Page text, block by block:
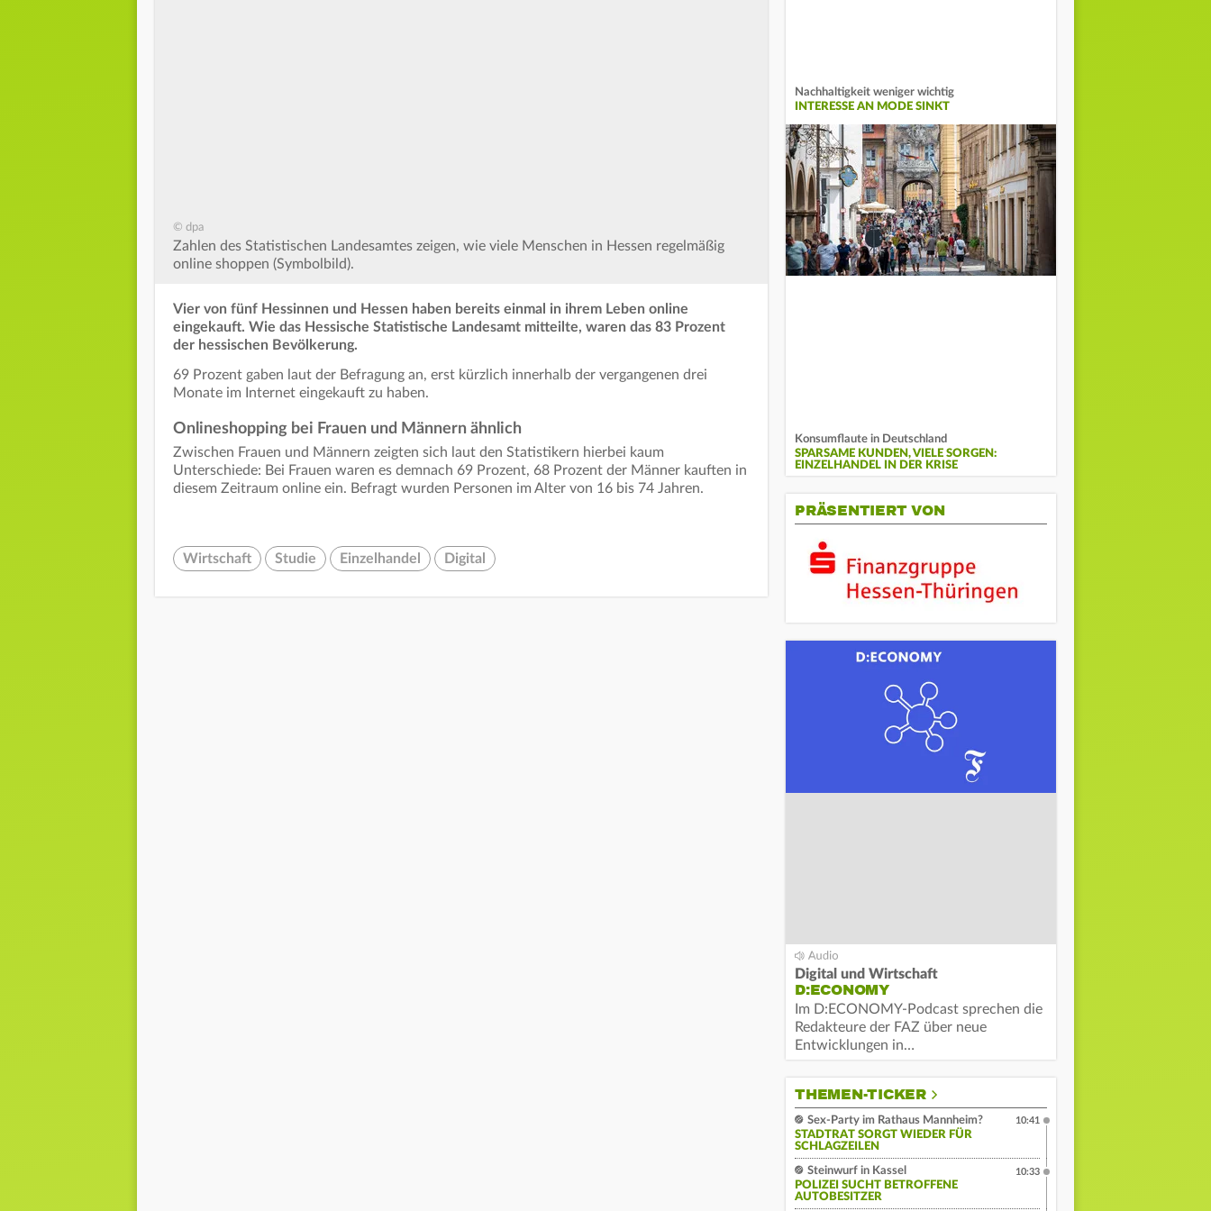
© dpa
Zahlen des Statistischen Landesamtes zeigen, wie viele Menschen in Hessen regelmäßig
online shoppen (Symbolbild).
Vier von fünf Hessinnen und Hessen haben bereits einmal in ihrem Leben online
eingekauft. Wie das Hessische Statistische Landesamt mitteilte, waren das 83 Prozent
der hessischen Bevölkerung.
69 Prozent gaben laut der Befragung an, erst kürzlich innerhalb der vergangenen drei
Monate im Internet eingekauft zu haben.
Onlineshopping bei Frauen und Männern ähnlich
Zwischen Frauen und Männern zeigten sich laut den Statistikern hierbei kaum
Unterschiede: Bei Frauen waren es demnach 69 Prozent, 68 Prozent der Männer kauften in
diesem Zeitraum online ein. Befragt wurden Personen im Alter von 16 bis 74 Jahren.
Wirtschaft Studie Einzelhandel Digital
Nachhaltigkeit weniger wichtig
INTERESSE AN MODE SINKT
Konsumflaute in Deutschland
SPARSAME KUNDEN, VIELE SORGEN:
EINZELHANDEL IN DER KRISE
PRÄSENTIERT VON
Digital und Wirtschaft
D:ECONOMY
Im D:ECONOMY-Podcast sprechen die
Redakteure der FAZ über neue
Entwicklungen in…
THEMEN-TICKER
Sex-Party im Rathaus Mannheim?
STADTRAT SORGT WIEDER FÜR
SCHLAGZEILEN
10:41
Steinwurf in Kassel
POLIZEI SUCHT BETROFFENE
AUTOBESITZER
10:33